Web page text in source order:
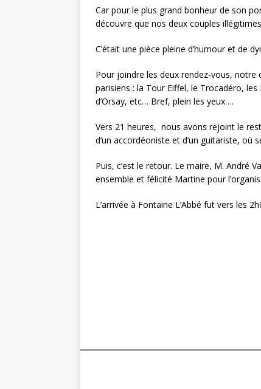
Car pour le plus grand bonheur de son
découvre que nos deux couples
C’était une pièce pleine d’humour et de
Pour joindre les deux rendez-vous,
parisiens : la Tour Eiffel, le Trocadéro,
d’Orsay, etc… Bref, plein les yeux….
Vers 21 heures, nous avons rejoint le
d’un accordéoniste et d’un guitariste,
Puis, c’est le retour. Le maire, M. André
ensemble et félicité Martine pour
L’arrivée à Fontaine L’Abbé fut vers les